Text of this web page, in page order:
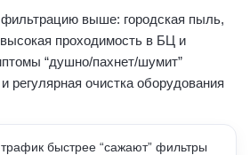
фильтрацию выше: городская пыль,
проходимость в БЦ и
“душно/пахнет/шумит”
регулярная очистка оборудования
быстрее “сажают” фильтры